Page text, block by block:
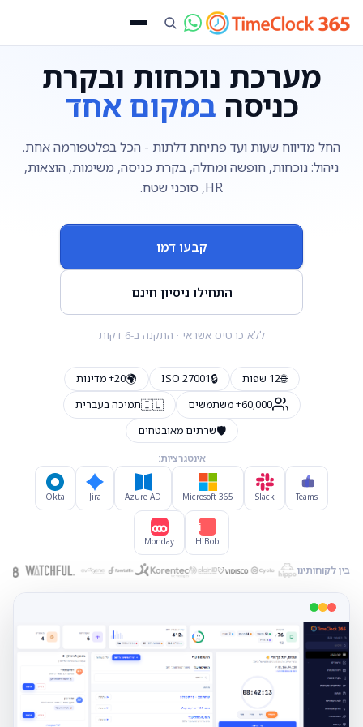
מערכת נוכחות ובקרת
כניסה במקום אחד
החל מדיווח שעות ועד פתיחת דלתות - הכל בפלטפורמה אחת.
ניהול: נוכחות, חופשה ומחלה, בקרת כניסה, משימות, הוצאות,
HR, סוכני שטח.
קבעו דמו
התחילו ניסיון חינם
ללא כרטיס אשראי · התקנה ב-6 דקות
🌐12 שפות 🔒
ISO 27001
🌍20+ מדינות
60,000+ משתמשים
🇮🇱תמיכה בעברית
🛡️שרתים מאובטחים
אינטגרציות:
Teams
Slack
Microsoft 365
Azure AD
Jira
Okta
Hi
HiBob
Monday
בין לקוחותינו